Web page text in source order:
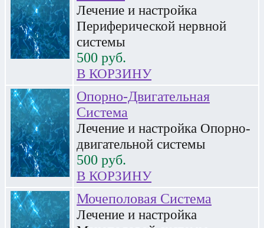
Лечение и настройка
Периферической нервной
системы
500 руб.
В КОРЗИНУ
Опорно-Двигательная
Система
Лечение и настройка Опорно-
двигательной системы
500 руб.
В КОРЗИНУ
Мочеполовая Система
Лечение и настройка